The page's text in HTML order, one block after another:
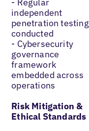
- Regular
independent
penetration testing
conducted
- Cybersecurity
governance
framework
embedded across
operations
Risk Mitigation &
Ethical Standards